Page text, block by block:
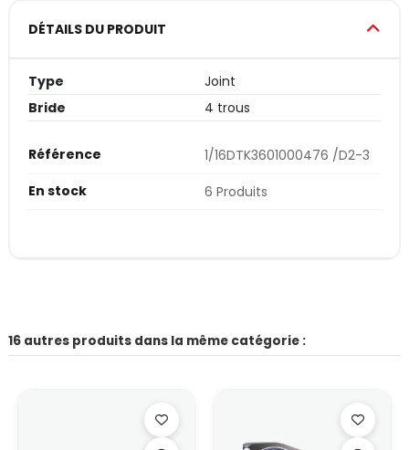
DÉTAILS DU PRODUIT
Type
Joint
Bride
4 trous
Référence
1/16DTK3601000476 /D2-3
En stock
6 Produits
16 autres produits dans la même catégorie :